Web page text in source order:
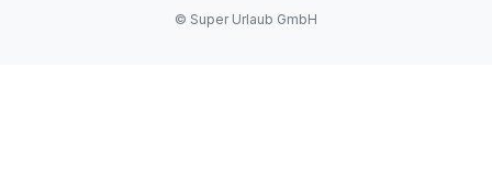
© Super Urlaub GmbH